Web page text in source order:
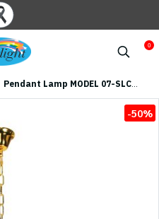
0
Pendant Lamp MODEL 07-SLC-6013-500 (E27x9) Golden
-50%